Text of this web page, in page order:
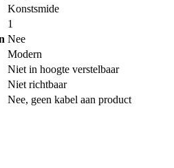
Konstsmide
1
Nee
Modern
Niet in hoogte verstelbaar
Niet richtbaar
Nee, geen kabel aan product